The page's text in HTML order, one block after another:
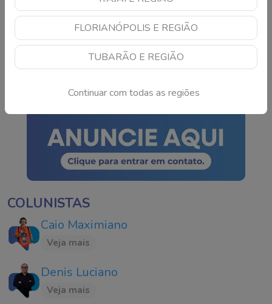
FLORIANÓPOLIS E REGIÃO
TUBARÃO E REGIÃO
Continuar com todas as regiões
Contorno de
Florianópolis terá
bloqueio neste domingo
Continue lendo
COLUNISTAS
Caio Maximiano
Veja mais
Denis Luciano
Veja mais